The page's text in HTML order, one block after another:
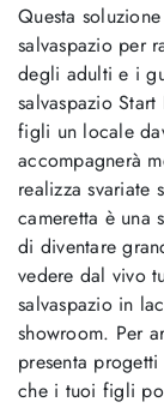
Questa
salvaspazio per
degli adulti e i
salvaspazio
figli un locale
accompagnerà
realizza svariate
cameretta è una
di diventare
vedere dal vivo
salvaspazio in
showroom. Per
presenta
che i tuoi figli